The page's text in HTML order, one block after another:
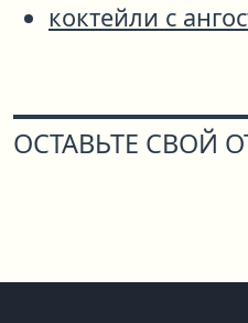
коктейли с
ОСТАВЬТЕ СВОЙ